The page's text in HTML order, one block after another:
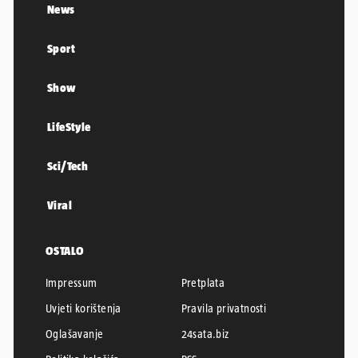
News
Sport
Show
LifeStyle
Sci/Tech
Viral
OSTALO
Impressum
Pretplata
Uvjeti korištenja
Pravila privatnosti
Oglašavanje
24sata.biz